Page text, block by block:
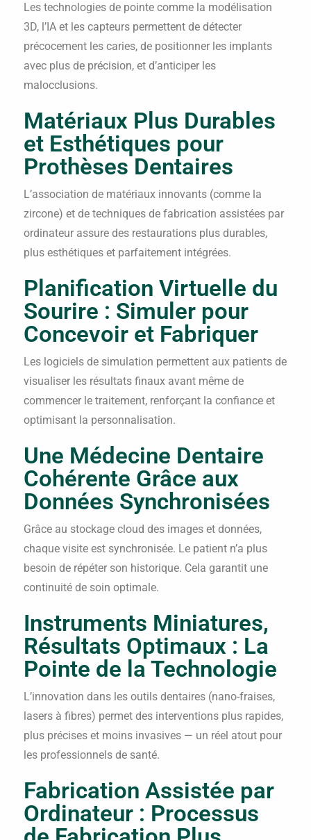
Les technologies de pointe comme la modélisation
3D, l’IA et les capteurs permettent de détecter
précocement les caries, de positionner les implants
avec plus de précision, et d’anticiper les
malocclusions.
Matériaux Plus Durables
et Esthétiques pour
Prothèses Dentaires
L’association de matériaux innovants (comme la
zircone) et de techniques de fabrication assistées par
ordinateur assure des restaurations plus durables,
plus esthétiques et parfaitement intégrées.
Planification Virtuelle du
Sourire : Simuler pour
Concevoir et Fabriquer
Les logiciels de simulation permettent aux patients de
visualiser les résultats finaux avant même de
commencer le traitement, renforçant la confiance et
optimisant la personnalisation.
Une Médecine Dentaire
Cohérente Grâce aux
Données Synchronisées
Grâce au stockage cloud des images et données,
chaque visite est synchronisée. Le patient n’a plus
besoin de répéter son historique. Cela garantit une
continuité de soin optimale.
Instruments Miniatures,
Résultats Optimaux : La
Pointe de la Technologie
L’innovation dans les outils dentaires (nano-fraises,
lasers à fibres) permet des interventions plus rapides,
plus précises et moins invasives — un réel atout pour
les professionnels de santé.
Fabrication Assistée par
Ordinateur : Processus